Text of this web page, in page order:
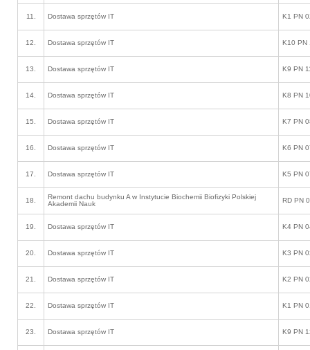
11. Dostawa sprzętów IT K1 PN
12. Dostawa sprzętów IT K10 PN
13. Dostawa sprzętów IT K9 PN
14. Dostawa sprzętów IT K8 PN
15. Dostawa sprzętów IT K7 PN
16. Dostawa sprzętów IT K6 PN
17. Dostawa sprzętów IT K5 PN
18.
Remont dachu budynku A w Instytucie Biochemii Biofizyki Polskiej
Akademii Nauk
RD PN
19. Dostawa sprzętów IT K4 PN
20. Dostawa sprzętów IT K3 PN
21. Dostawa sprzętów IT K2 PN
22. Dostawa sprzętów IT K1 PN
23. Dostawa sprzętów IT K9 PN